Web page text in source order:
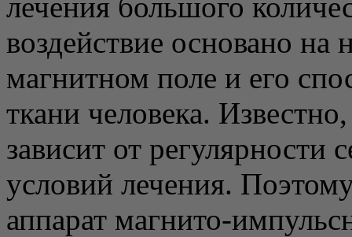
воздействие основано на
магнитном поле и его
ткани человека.
зависит от регулярности
условий лечения.
аппарат магнито-